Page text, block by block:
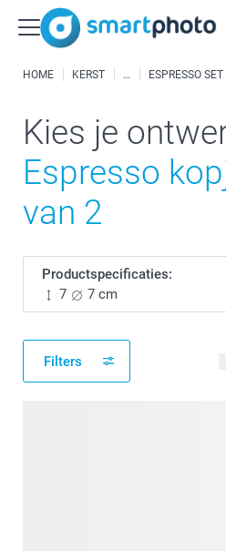
HOME KERST ESPRESSO SET
Kies je
Espresso
van 2
Productspecificaties:
7
7 cm
Filters